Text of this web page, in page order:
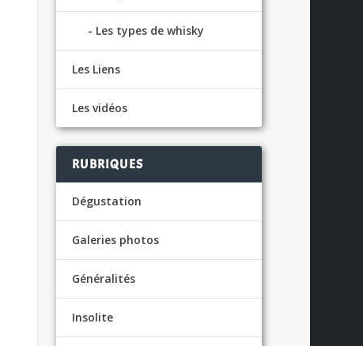
Les types de whisky
Les Liens
Les vidéos
RUBRIQUES
Dégustation
Galeries photos
Généralités
Insolite